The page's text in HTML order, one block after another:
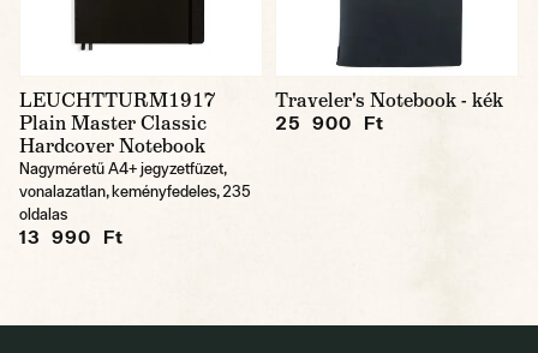
LEUCHTTURM1917
Plain Master Classic
Hardcover Notebook
Nagyméretű A4+ jegyzetfüzet,
vonalazatlan, keményfedeles, 235
oldalas
13 990 Ft
Traveler's Notebook - kék
25 900 Ft